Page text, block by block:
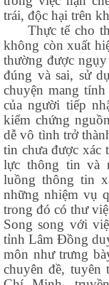
trái, độc hại trên
Thực tế cho
không còn xuất
thường được
đúng và sai, sử
chuyện mang
của người tiếp
kiểm chứng
dễ vô tình trở
tin chưa được xác
lực thông tin và
luồng thông tin
những nhiệm vụ
trong đó có thư
Song song với
tỉnh Lâm Đồng
môn như trưng
chuyên đề,